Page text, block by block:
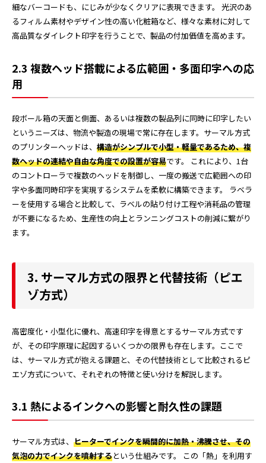
細なバーコードも、にじみが少なくクリアに表現できます。 光沢のあ
るフィルム素材やデザイン性の高い化粧箱など、様々な素材に対して
高品質なダイレクト印字を行うことで、製品の付加価値を高めます。
2.3 複数ヘッド搭載による広範囲・多面印字への応
用
段ボール箱の天面と側面、あるいは複数の製品列に同時に印字したい
というニーズは、物流や製造の現場で常に存在します。サーマル方式
のプリンターヘッドは、 構造がシンプルで小型・軽量であるため、複
数ヘッドの連結や自由な角度での設置が容易です。 これにより、1台
のコントローラで複数のヘッドを制御し、一度の搬送で広範囲への印
字や多面同時印字を実現するシステムを柔軟に構築できます。 ラベラ
ーを使用する場合と比較して、ラベルの貼り付け工程や消耗品の管理
が不要になるため、生産性の向上とランニングコストの削減に繋がり
ます。
3. サーマル方式の限界と代替技術（ピエ
ゾ方式）
高密度化・小型化に優れ、高速印字を得意とするサーマル方式です
が、その印字原理に起因するいくつかの限界も存在します。ここで
は、サーマル方式が抱える課題と、その代替技術として比較されるピ
エゾ方式について、それぞれの特徴と使い分けを解説します。
3.1 熱によるインクへの影響と耐久性の課題
サーマル方式は、 ヒーターでインクを瞬間的に加熱・沸騰させ、その
気泡の力でインクを噴射するという仕組みです。 この「熱」を利用す